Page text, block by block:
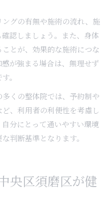
グの有無や施術の流れ、施
認しましょう。また、身体
とが、効果的な施術につな
が強まる場合は、無理せず
。
くの整体院では、予約制や
、利用者の利便性を考慮し
分にとって通いやすい環境
判断基準となります。
央区須磨区が健